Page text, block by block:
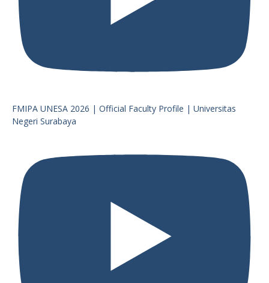
FMIPA UNESA 2026 | Official Faculty Profile | Universitas
Negeri Surabaya